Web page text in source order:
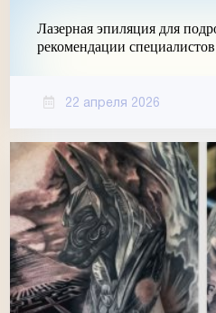
Лазерная эпиляция для
рекомендации специалистов
22 апреля 2026